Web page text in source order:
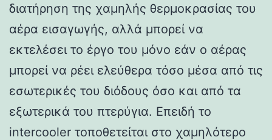
διατήρηση της χαμηλής θερμοκρασίας του
αέρα εισαγωγής, αλλά μπορεί να
εκτελέσει το έργο του μόνο εάν ο αέρας
μπορεί να ρέει ελεύθερα τόσο μέσα από τις
εσωτερικές του διόδους όσο και από τα
εξωτερικά του πτερύγια. Επειδή το
intercooler τοποθετείται στο χαμηλότερο